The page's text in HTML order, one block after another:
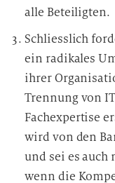
alle Beteiligten.
Schliesslich
ein radikales
ihrer
Trennung von
Fachexpertise
wird von den
und sei es
wenn die